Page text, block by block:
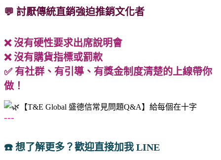
💬 討厭傳統直銷強迫推銷文化者
❌ 沒有硬性要求出席說明會
❌ 沒有購貨指標或罰款
✅ 有社群、有引導、有獎金制度清楚的上線帶你
做！
---
☎️ 想了解更多？歡迎直接加我 LINE